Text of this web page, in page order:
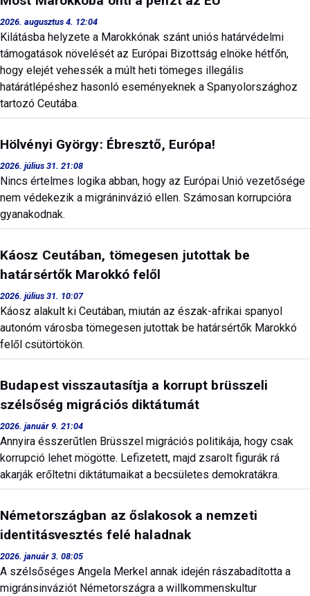
2026. augusztus 4. 12:04
Kilátásba helyzete a Marokkónak szánt uniós határvédelmi
támogatások növelését az Európai Bizottság elnöke hétfőn,
hogy elejét vehessék a múlt heti tömeges illegális
határátlépéshez hasonló eseményeknek a Spanyolországhoz
tartozó Ceutába.
Hölvényi György: Ébresztő, Európa!
2026. július 31. 21:08
Nincs értelmes logika abban, hogy az Európai Unió vezetősége
nem védekezik a migráninvázió ellen. Számosan korrupcióra
gyanakodnak.
Káosz Ceutában, tömegesen jutottak be
határsértők Marokkó felől
2026. július 31. 10:07
Káosz alakult ki Ceutában, miután az észak-afrikai spanyol
autonóm városba tömegesen jutottak be határsértők Marokkó
felől csütörtökön.
Budapest visszautasítja a korrupt brüsszeli
szélsőség migrációs diktátumát
2026. január 9. 21:04
Annyira ésszerűtlen Brüsszel migrációs politikája, hogy csak
korrupció lehet mögötte. Lefizetett, majd zsarolt figurák rá
akarják erőltetni diktátumaikat a becsületes demokratákra.
Németországban az őslakosok a nemzeti
identitásvesztés felé haladnak
2026. január 3. 08:05
A szélsőséges Angela Merkel annak idején rászabadította a
migránsinváziót Németországra a willkommenskultur